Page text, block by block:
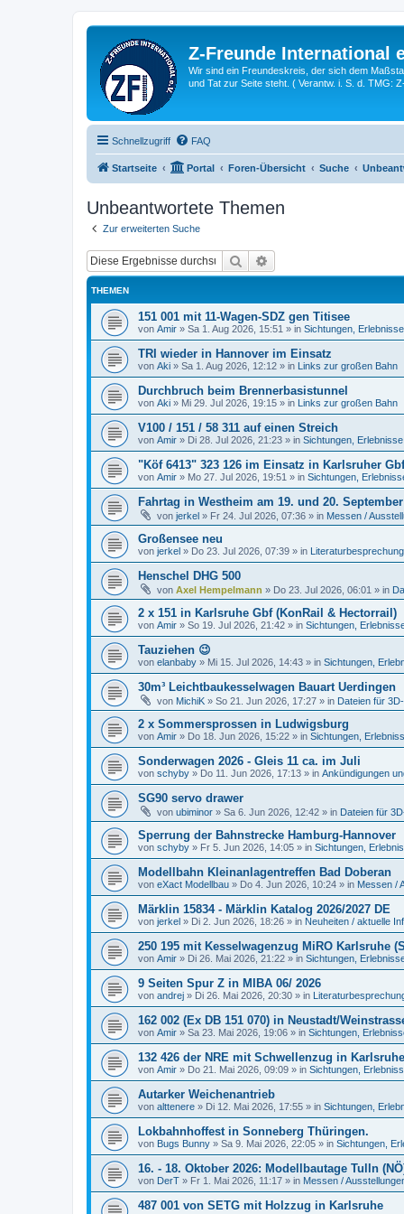
Z-Freunde International
Wir sind ein Freundeskreis, der sich dem
und Tat zur Seite steht. ( Verantw. i. S. d. TMG:
Schnellzugriff FAQ
Startseite Portal Foren-Übersicht Suche
Unbeantwortete Themen
Zur erweiterten Suche
Suche
THEMEN
151 001 mit 11-Wagen-SDZ gen Titisee
von Amir » Sa 1. Aug 2026, 15:51 » in Sichtungen,
TRI wieder in Hannover im Einsatz
von Aki » Sa 1. Aug 2026, 12:12 » in Links zur großen Bahn
Durchbruch beim Brennerbasistunnel
von Aki » Mi 29. Jul 2026, 19:15 » in Links zur großen Bahn
V100 / 151 / 58 311 auf einen Streich
von Amir » Di 28. Jul 2026, 21:23 » in Sichtungen,
"Köf 6413" 323 126 im Einsatz in Karlsruher Gbf
von Amir » Mo 27. Jul 2026, 19:51 » in Sichtungen,
Fahrtag in Westheim am 19. und 20. September
von jerkel » Fr 24. Jul 2026, 07:36 » in Messen /
Großensee neu
von jerkel » Do 23. Jul 2026, 07:39 » in
Henschel DHG 500
von Axel Hempelmann » Do 23. Jul 2026, 06:01 » in
2 x 151 in Karlsruhe Gbf (KonRail & Hectorrail)
von Amir » So 19. Jul 2026, 21:42 » in Sichtungen,
Tauziehen 😉
von elanbaby » Mi 15. Jul 2026, 14:43 » in Sichtungen,
30m³ Leichtbaukesselwagen Bauart Uerdingen
von MichiK » So 21. Jun 2026, 17:27 » in Dateien für
2 x Sommersprossen in Ludwigsburg
von Amir » Do 18. Jun 2026, 15:22 » in Sichtungen,
Sonderwagen 2026 - Gleis 11 ca. im Juli
von schyby » Do 11. Jun 2026, 17:13 » in Ankündigungen
SG90 servo drawer
von ubiminor » Sa 6. Jun 2026, 12:42 » in Dateien für
Sperrung der Bahnstrecke Hamburg-Hannover
von schyby » Fr 5. Jun 2026, 14:05 » in Sichtungen,
Modellbahn Kleinanlagentreffen Bad Doberan
von eXact Modellbau » Do 4. Jun 2026, 10:24 » in Messen /
Märklin 15834 - Märklin Katalog 2026/2027 DE
von jerkel » Di 2. Jun 2026, 18:26 » in Neuheiten / aktuelle
250 195 mit Kesselwagenzug MiRO Karlsruhe
von Amir » Di 26. Mai 2026, 21:22 » in Sichtungen,
9 Seiten Spur Z in MIBA 06/ 2026
von andrej » Di 26. Mai 2026, 20:30 » in
162 002 (Ex DB 151 070) in Neustadt/
von Amir » Sa 23. Mai 2026, 19:06 » in Sichtungen,
132 426 der NRE mit Schwellenzug in
von Amir » Do 21. Mai 2026, 09:09 » in Sichtungen,
Autarker Weichenantrieb
von alttenere » Di 12. Mai 2026, 17:55 » in Sichtungen,
Lokbahnhoffest in Sonneberg Thüringen.
von Bugs Bunny » Sa 9. Mai 2026, 22:05 » in Sichtungen,
16. - 18. Oktober 2026: Modellbautage Tulln
von DerT » Fr 1. Mai 2026, 11:17 » in Messen /
487 001 von SETG mit Holzzug in Karlsruhe